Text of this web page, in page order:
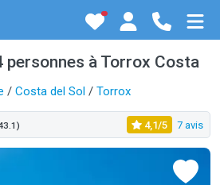
personnes à Torrox Costa
/ Costa del Sol / Torrox
4,1/5 7 avis